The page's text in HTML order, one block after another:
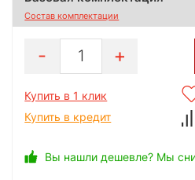
Состав комплектации
1
Купить в 1 клик
Купить в кредит
Вы нашли дешевле? Мы